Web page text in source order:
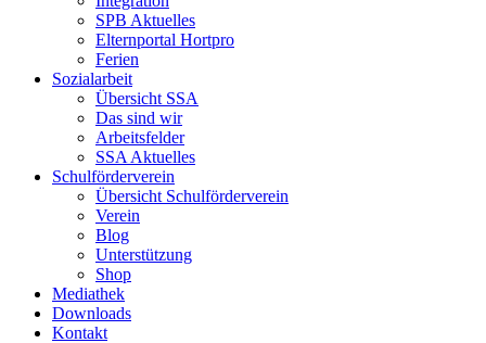
SPB Aktuelles
Elternportal Hortpro
Ferien
Sozialarbeit
Übersicht SSA
Das sind wir
Arbeitsfelder
SSA Aktuelles
Schulförderverein
Übersicht Schulförderverein
Verein
Blog
Unterstützung
Shop
Mediathek
Downloads
Kontakt